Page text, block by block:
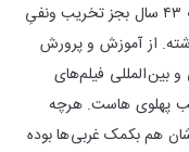
جایی برای انصاف وجود دارد. نظام بعدازانقلاب ۴۳ سال بجز تخریب ونفیِ
از آموزش و پرورش
و بین‌المللی فیلم‌های
پهلوی هاست. هرچه
هم بکمک غربی‌ها بوده